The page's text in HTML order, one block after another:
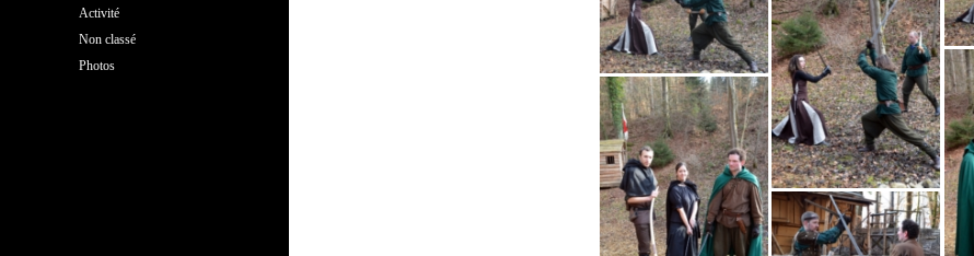
Activité
Non classé
Photos